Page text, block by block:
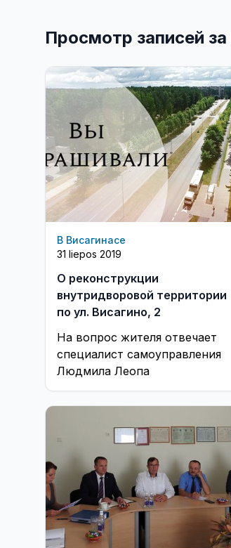
Просмотр записей
В Висагинасе
31 liepos 2019
О реконструкции
внутридворовой территории
по ул. Висагино, 2
На вопрос жителя отвечает
специалист самоуправления
Людмила Леопа